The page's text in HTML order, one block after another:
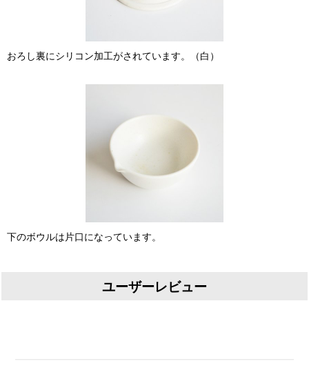
おろし裏にシリコン加工がされています。（白）
下のボウルは片口になっています。
ユーザーレビュー